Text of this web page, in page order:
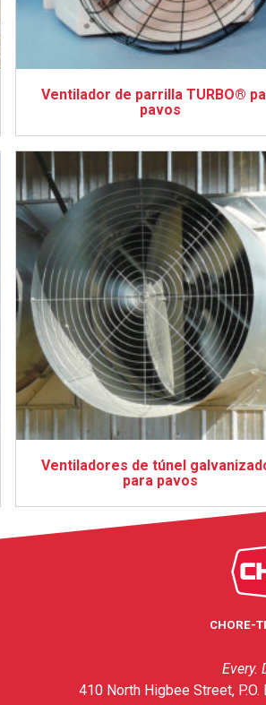
Ventilador de parrilla TURBO®
pavos
Ventiladores de túnel
para pavos
CHORE-
Every.
410 North Higbee Street,